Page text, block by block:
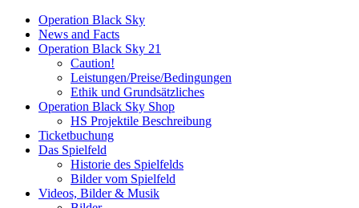
Operation Black Sky
News and Facts
Operation Black Sky 21
Caution!
Leistungen/Preise/Bedingungen
Ethik und Grundsätzliches
Operation Black Sky Shop
HS Projektile Beschreibung
Ticketbuchung
Das Spielfeld
Historie des Spielfelds
Bilder vom Spielfeld
Videos, Bilder & Musik